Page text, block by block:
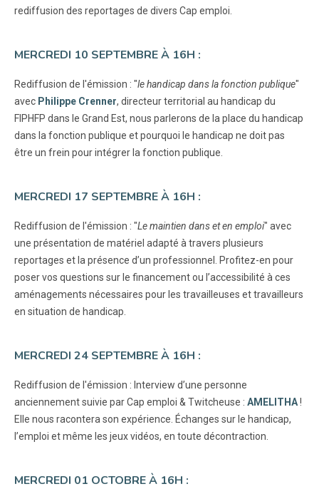
rediffusion des reportages de divers Cap emploi.
MERCREDI 10 SEPTEMBRE À 16H :
Rediffusion de l'émission : "le handicap dans la fonction publique"
avec Philippe Crenner, directeur territorial au handicap du
FIPHFP dans le Grand Est, nous parlerons de la place du handicap
dans la fonction publique et pourquoi le handicap ne doit pas
être un frein pour intégrer la fonction publique.
MERCREDI 17 SEPTEMBRE À 16H :
Rediffusion de l'émission : "Le maintien dans et en emploi" avec
une présentation de matériel adapté à travers plusieurs
reportages et la présence d’un professionnel. Profitez-en pour
poser vos questions sur le financement ou l’accessibilité à ces
aménagements nécessaires pour les travailleuses et travailleurs
en situation de handicap.
MERCREDI 24 SEPTEMBRE À 16H :
Rediffusion de l'émission : Interview d’une personne
anciennement suivie par Cap emploi & Twitcheuse : AMELITHA!
Elle nous racontera son expérience. Échanges sur le handicap,
l’emploi et même les jeux vidéos, en toute décontraction.
MERCREDI 01 OCTOBRE À 16H :